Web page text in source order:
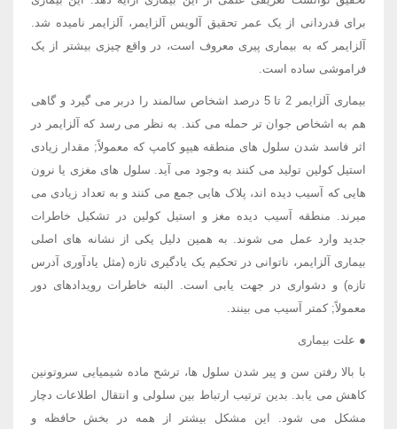
برای قدردانی از یک عمر تحقیق آلویس آلزایمر، آلزایمر نامیده شد.
آلزایمر که به بیماری پیری معروف است، در واقع چیزی بیشتر از یک
فراموشی ساده است.
بیماری آلزایمر 2 تا 5 درصد اشخاص سالمند را دربر می گیرد و گاهی
هم به اشخاص جوان تر حمله می کند. به نظر می رسد که آلزایمر در
اثر فاسد شدن سلول های منطقه هیپو کامپ که معمولاً; مقدار زیادی
استیل کولین تولید می کنند به وجود می آید. سلول های مغزی یا نرون
هایی که آسیب دیده اند، پلاک هایی جمع می کنند و به تعداد زیادی می
میرند. منطقه آسیب دیده مغز و استیل کولین در تشکیل خاطرات
جدید وارد عمل می شوند. به همین دلیل یکی از نشانه های اصلی
بیماری آلزایمر، ناتوانی در تحکیم یک یادگیری تازه (مثل یادآوری آدرس
تازه) و دشواری در جهت یابی است. البته خاطرات رویدادهای دور
معمولاً; کمتر آسیب می بینند.
● علت بیماری
با بالا رفتن سن و پیر شدن سلول ها، ترشح ماده شیمیایی سروتونین
کاهش می یابد. بدین ترتیب ارتباط بین سلولی و انتقال اطلاعات دچار
مشکل می شود. این مشکل بیشتر از همه در بخش حافظه و